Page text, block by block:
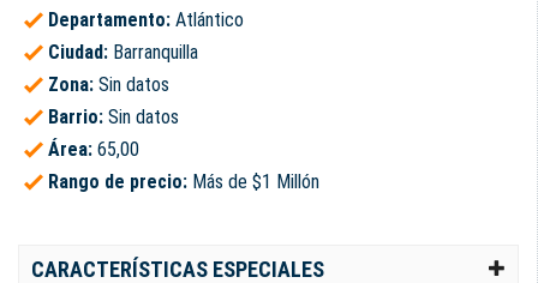
Departamento: Atlántico
Ciudad: Barranquilla
Zona: Sin datos
Barrio: Sin datos
Área: 65,00
Rango de precio: Más de $1 Millón
CARACTERÍSTICAS ESPECIALES